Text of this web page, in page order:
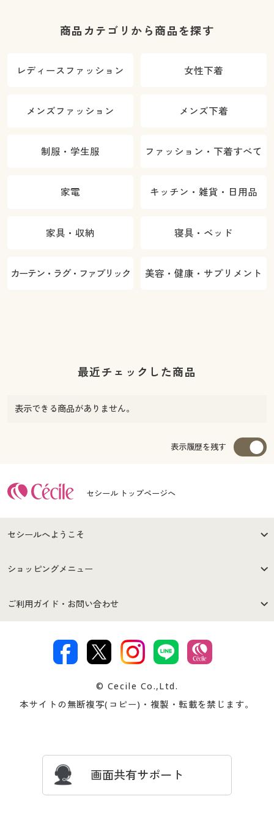
商品カテゴリから商品を探す
レディースファッション 女性下着
メンズファッション メンズ下着
制服・学生服 ファッション・下着すべて
家電 キッチン・雑貨・日用品
家具・収納 寝具・ベッド
カーテン・ラグ・ファブリック 美容・健康・サプリメント
最近チェックした商品
表示できる商品がありません。
表示履歴を残す
セシール トップページへ
セシールへようこそ
はじめての方へ
セシールご利用規約
著作権・商標について 会社案内
ショッピングメニュー
商品カテゴリ
プレゼント＆キャンペーン サイトマップ
ご利用ガイド・お問い合わせ
交換・返品は お支払は
ついて
忘れの場合
© Cecile Co.,Ltd.
本サイトの無断複写(コピー)・複製・転載を禁じます。
画面共有サポート